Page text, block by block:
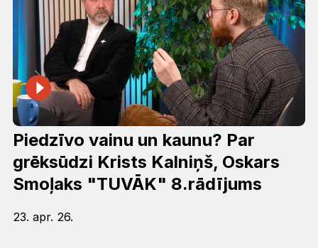
Piedzīvo vainu un kaunu? Par
grēksūdzi Krists Kalniņš, Oskars
Smoļaks "TUVĀK" 8.rādījums
23. apr. 26.